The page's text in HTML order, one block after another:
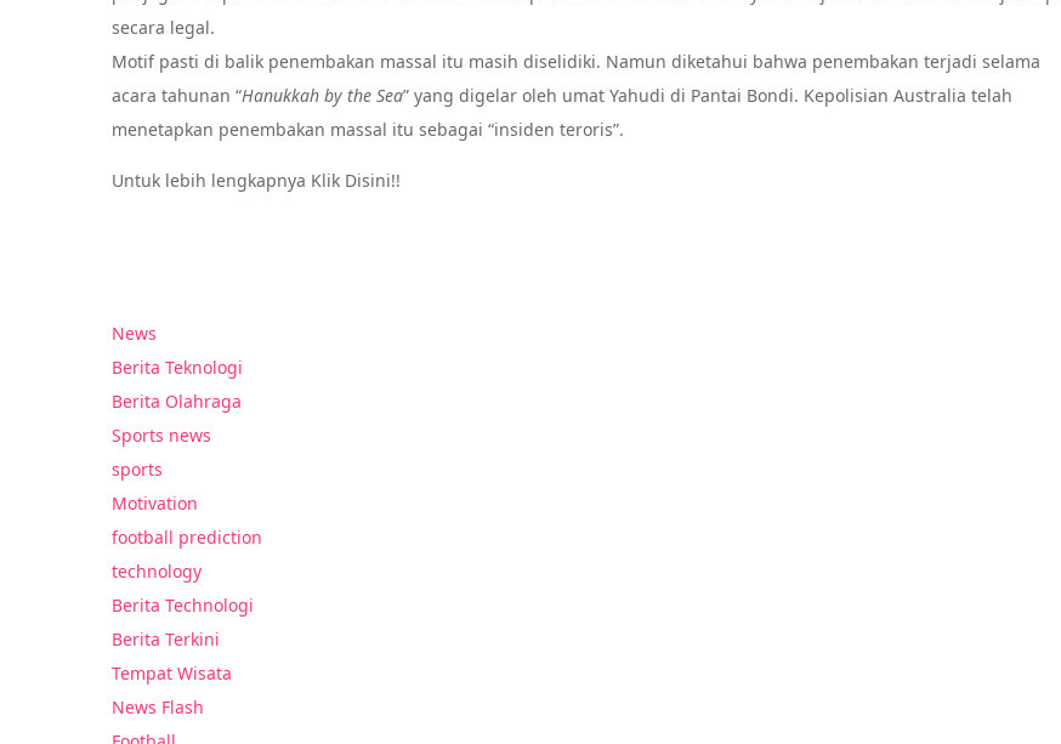
secara legal.
Motif pasti di balik penembakan massal itu masih diselidiki. Namun diketahui bahwa penembakan terjadi selama
acara tahunan “Hanukkah by the Sea” yang digelar oleh umat Yahudi di Pantai Bondi. Kepolisian Australia telah
menetapkan penembakan massal itu sebagai “insiden teroris”.
Untuk lebih lengkapnya Klik Disini!!
News
Berita Teknologi
Berita Olahraga
Sports news
sports
Motivation
football prediction
technology
Berita Technologi
Berita Terkini
Tempat Wisata
News Flash